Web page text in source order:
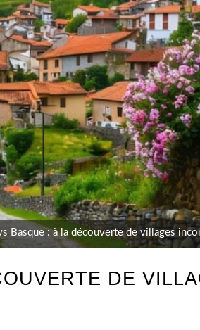
Basque : à la découverte de villages
DE